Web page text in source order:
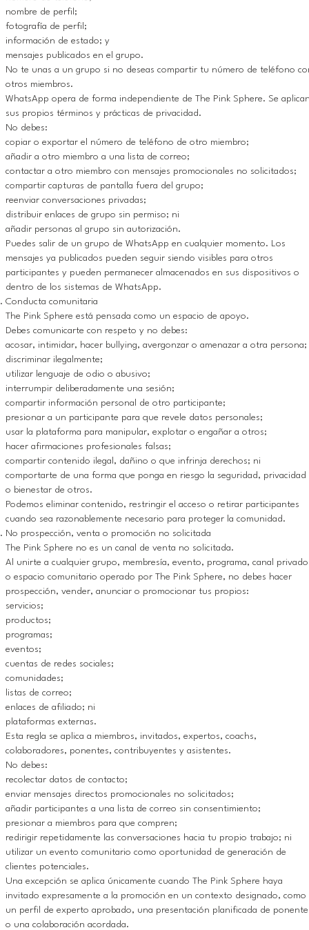
nombre de perfil;
fotografía de perfil;
información de estado; y
mensajes publicados en el grupo.
No te unas a un grupo si no deseas compartir tu número de teléfono
otros miembros.
WhatsApp opera de forma independiente de The Pink Sphere. Se
sus propios términos y prácticas de privacidad.
No debes:
copiar o exportar el número de teléfono de otro miembro;
añadir a otro miembro a una lista de correo;
contactar a otro miembro con mensajes promocionales no solicitados;
compartir capturas de pantalla fuera del grupo;
reenviar conversaciones privadas;
distribuir enlaces de grupo sin permiso; ni
añadir personas al grupo sin autorización.
Puedes salir de un grupo de WhatsApp en cualquier momento. Los
mensajes ya publicados pueden seguir siendo visibles para otros
participantes y pueden permanecer almacenados en sus dispositivos o
dentro de los sistemas de WhatsApp.
Conducta comunitaria
The Pink Sphere está pensada como un espacio de apoyo.
Debes comunicarte con respeto y no debes:
acosar, intimidar, hacer bullying, avergonzar o amenazar a otra persona;
discriminar ilegalmente;
utilizar lenguaje de odio o abusivo;
interrumpir deliberadamente una sesión;
compartir información personal de otro participante;
presionar a un participante para que revele datos personales;
usar la plataforma para manipular, explotar o engañar a otros;
hacer afirmaciones profesionales falsas;
compartir contenido ilegal, dañino o que infrinja derechos; ni
comportarte de una forma que ponga en riesgo la seguridad, privacidad
o bienestar de otros.
Podemos eliminar contenido, restringir el acceso o retirar participantes
cuando sea razonablemente necesario para proteger la comunidad.
No prospección, venta o promoción no solicitada
The Pink Sphere no es un canal de venta no solicitada.
Al unirte a cualquier grupo, membresía, evento, programa, canal privado
o espacio comunitario operado por The Pink Sphere, no debes hacer
prospección, vender, anunciar o promocionar tus propios:
servicios;
productos;
programas;
eventos;
cuentas de redes sociales;
comunidades;
listas de correo;
enlaces de afiliado; ni
plataformas externas.
Esta regla se aplica a miembros, invitados, expertos, coachs,
colaboradores, ponentes, contribuyentes y asistentes.
No debes:
recolectar datos de contacto;
enviar mensajes directos promocionales no solicitados;
añadir participantes a una lista de correo sin consentimiento;
presionar a miembros para que compren;
redirigir repetidamente las conversaciones hacia tu propio trabajo; ni
utilizar un evento comunitario como oportunidad de generación de
clientes potenciales.
Una excepción se aplica únicamente cuando The Pink Sphere haya
invitado expresamente a la promoción en un contexto designado, como
un perfil de experto aprobado, una presentación planificada de ponente
o una colaboración acordada.